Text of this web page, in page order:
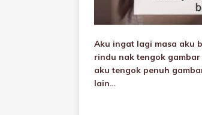
Aku ingat lagi masa aku
rindu nak tengok
aku tengok penuh
lain…